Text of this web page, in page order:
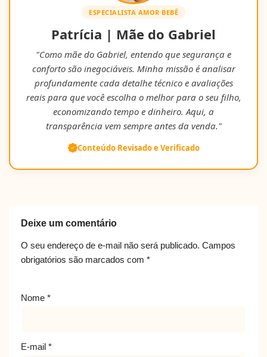
ESPECIALISTA AMOR BEBÊ
Patrícia | Mãe do Gabriel
"Como mãe do Gabriel, entendo que segurança e
conforto são inegociáveis. Minha missão é analisar
profundamente cada detalhe técnico e avaliações
reais para que você escolha o melhor para o seu filho,
economizando tempo e dinheiro. Aqui, a
transparência vem sempre antes da venda."
Conteúdo Revisado e Verificado
Deixe um comentário
O seu endereço de e-mail não será publicado. Campos
obrigatórios são marcados com *
Nome *
E-mail *